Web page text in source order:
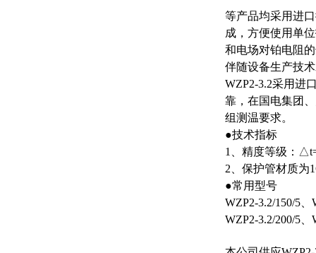
等产品均采用进
成，方便使用单
和电场对铂电阻
伴随设备生产技
WZP2-3.2采用进
靠，在国电集团
组测温要求。
●技术指标
1、精度等级：
2、保护管材质为
●常用型号
WZP2-3.2/150/5、
WZP2-3.2/200/5